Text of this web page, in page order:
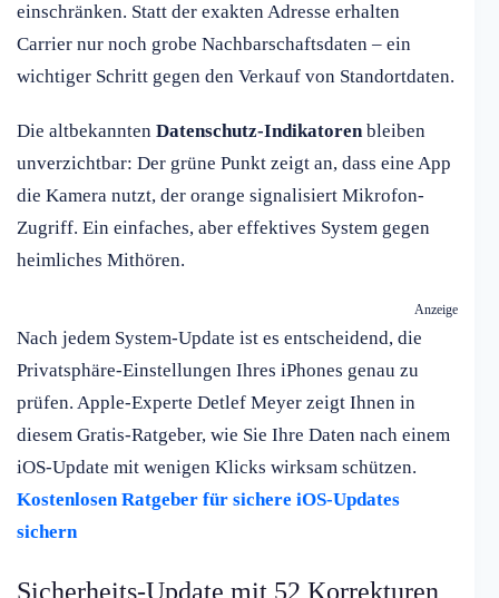
einschränken. Statt der exakten Adresse erhalten
Carrier nur noch grobe Nachbarschaftsdaten – ein
wichtiger Schritt gegen den Verkauf von Standortdaten.
Die altbekannten Datenschutz-Indikatorenbleiben
unverzichtbar: Der grüne Punkt zeigt an, dass eine App
die Kamera nutzt, der orange signalisiert Mikrofon-
Zugriff. Ein einfaches, aber effektives System gegen
heimliches Mithören.
Anzeige
Nach jedem System-Update ist es entscheidend, die
Privatsphäre-Einstellungen Ihres iPhones genau zu
prüfen. Apple-Experte Detlef Meyer zeigt Ihnen in
diesem Gratis-Ratgeber, wie Sie Ihre Daten nach einem
iOS-Update mit wenigen Klicks wirksam schützen.
Kostenlosen Ratgeber für sichere iOS-Updates
sichern
Sicherheits-Update mit 52 Korrekturen